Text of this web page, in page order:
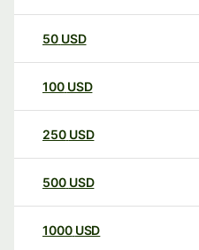
50 USD
100 USD
250 USD
500 USD
1000 USD